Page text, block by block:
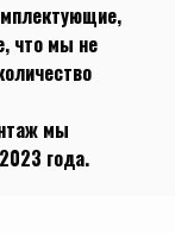
что мы не
мы
года.